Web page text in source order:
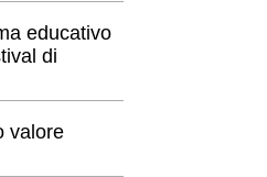
educativo
di
valore